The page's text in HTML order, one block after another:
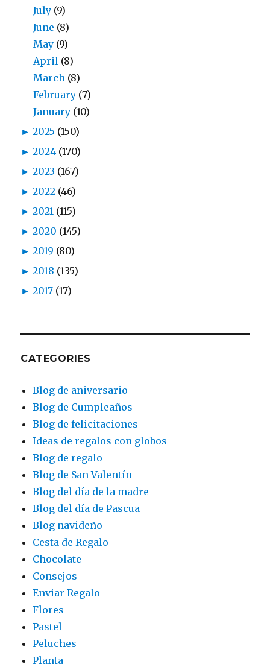
July (9)
June (8)
May (9)
April (8)
March (8)
February (7)
January (10)
► 2025 (150)
► 2024 (170)
► 2023 (167)
► 2022 (46)
► 2021 (115)
► 2020 (145)
► 2019 (80)
► 2018 (135)
► 2017 (17)
CATEGORIES
Blog de aniversario
Blog de Cumpleaños
Blog de felicitaciones
Ideas de regalos con globos
Blog de regalo
Blog de San Valentín
Blog del día de la madre
Blog del día de Pascua
Blog navideño
Cesta de Regalo
Chocolate
Consejos
Enviar Regalo
Flores
Pastel
Peluches
Planta